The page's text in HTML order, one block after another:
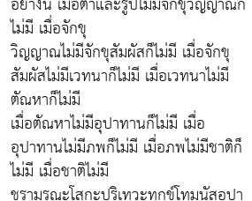
ไม่มี เมื่อจักขุ
วิญญาณไม่มีจักขุสัมผัสก็ไม่มี เมื่อจักขุ
สัมผัสไม่มีเวทนาก็ไม่มี เมื่อเวทนาไม่มี
ตัณหาก็ไม่มี
เมื่อตัณหาไม่มีอุปาทานก็ไม่มี เมื่อ
อุปาทานไม่มีภพก็ไม่มี เมื่อภพไม่มีชาติก็
ไม่มี เมื่อชาติไม่มี
ชรามรณะโสกะปริเทวะทุกข์โทมนัสอุปา